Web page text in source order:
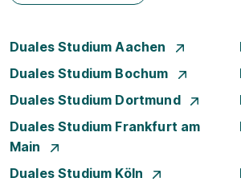
Duales Studium Aachen
Duales Studium Bochum
Duales Studium Dortmund
Duales Studium Frankfurt am
Main
Duales Studium Köln